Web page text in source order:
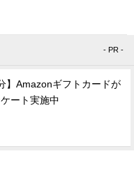
- PR -
】Amazonギフトカードが
ート実施中